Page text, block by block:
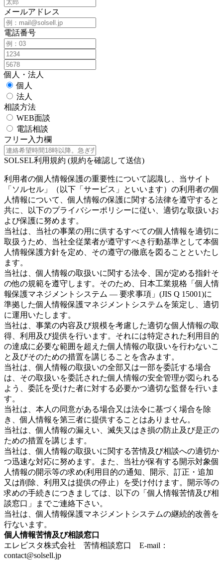
メールアドレス
電話番号
個人・法人
個人
法人
相談方法
WEB面談
電話相談
フリー入力欄
SOLSEL利用規約 (規約を確認して送信)
利用者の個人情報保護の重要性について認識し、当サイト
「ソルセル」（以下「サービス」といいます）の利用者の個
人情報について、個人情報の保護に関する法律を遵守すると
共に、以下のプライバシーポリシーに従い、適切な取扱いお
よび保護に努めます。
当社は、当社の事業の用に供するすべての個人情報を適切に
取扱うため、当社全従業者が遵守すべき行動基準として本個
人情報保護方針を定め、その遵守の徹底を図ることといたし
ます。
当社は、個人情報の取扱いに関する法令、国が定める指針そ
の他の規範を遵守します。そのため、日本工業規格「個人情
報保護マネジメントシステム — 要求事項」(JIS Q 15001)に
準拠した個人情報保護マネジメントシステムを策定し、適切
に運用いたします。
当社は、事業の内容及び規模を考慮した適切な個人情報の取
得、利用及び提供を行います。それには特定された利用目的
の達成に必要な範囲を超えた個人情報の取扱いを行わないこ
と及びそのための措置を講じることを含みます。
当社は、個人情報の取扱いの全部又は一部を委託する場合
は、その取扱いを委託された個人情報の安全管理が図られる
よう、委託を受けた者に対する必要かつ適切な監督を行いま
す。
当社は、本人の同意がある場合又は法令に基づく場合を除
き、個人情報を第三者に提供することはありません。
当社は、個人情報の漏えい、滅失又はき損の防止及び是正の
ための措置を講じます。
当社は、個人情報の取扱いに関する苦情及び相談への適切か
つ迅速な対応に努めます。また、当社が保有する開示対象個
人情報の開示等の求め(利用目的の通知、開示、訂正・追加
又は削除、利用又は提供の停止）を受け付けます。開示等の
求めの手続きにつきましては、以下の「個人情報苦情及び相
談窓口」までご連絡下さい。
当社は、個人情報保護マネジメントシステムの継続的改善を
行ないます。
個人情報苦情及び相談窓口
エレビスタ株式会社 苦情相談窓口 E-mail：
contact@solsell.jp